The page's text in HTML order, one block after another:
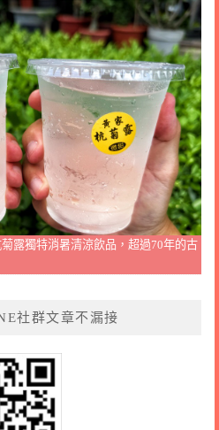
露獨特消暑清涼飲品，超過70年的古
社群文章不漏接